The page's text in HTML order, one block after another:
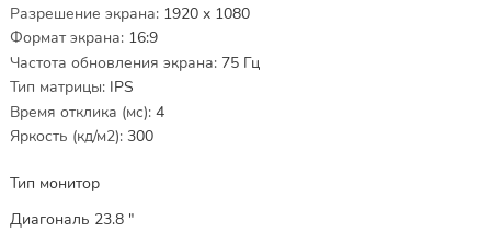
Разрешение экрана: 1920 x 1080
Формат экрана: 16:9
Частота обновления экрана: 75 Гц
Тип матрицы: IPS
Время отклика (мс): 4
Яркость (кд/м2): 300
Тип монитор
Диагональ 23.8 "